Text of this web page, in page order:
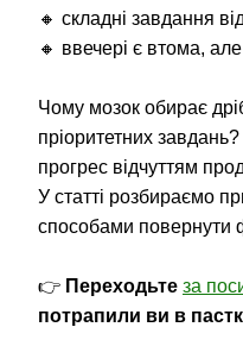
🔸 складні завдання
🔸 ввечері є втома,
Чому мозок обирає
пріоритетних
прогрес відчуттям
У статті розбираємо
способами повернути
👉 Переходьте за
потрапили ви в